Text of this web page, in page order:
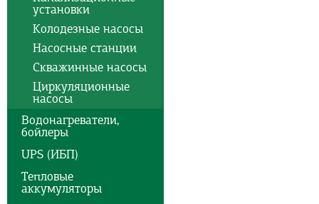
установки
Колодезные насосы
Насосные станции
Скважинные насосы
Циркуляционные
насосы
Водонагреватели,
бойлеры
UPS (ИБП)
Тепловые
аккумуляторы